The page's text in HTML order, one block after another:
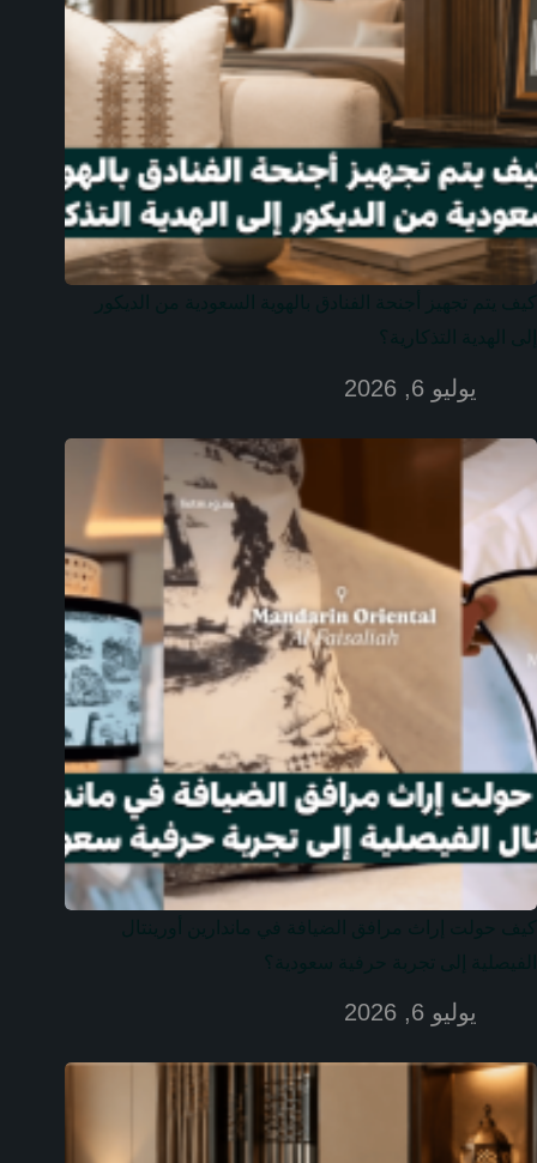
يوليو 6, 2026
يوليو 6, 2026